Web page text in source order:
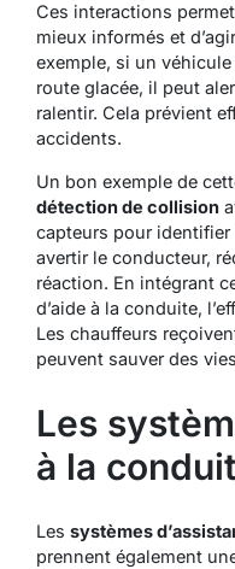
Ces interactions
mieux informés et
exemple, si un
route glacée, il peut
ralentir. Cela prévient
accidents.
Un bon exemple de
détection de collision
capteurs pour
avertir le conducteur,
réaction. En intégrant
d’aide à la conduite,
Les chauffeurs
peuvent sauver des
Les
à la
Les systèmes
prennent également